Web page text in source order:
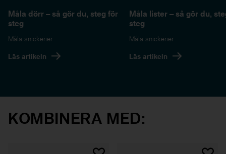
Måla dörr – så gör du, steg för
steg
Måla snickerier
Läs artikeln
Måla lister – så gör du,
steg
Måla snickerier
Läs artikeln
KOMBINERA MED: